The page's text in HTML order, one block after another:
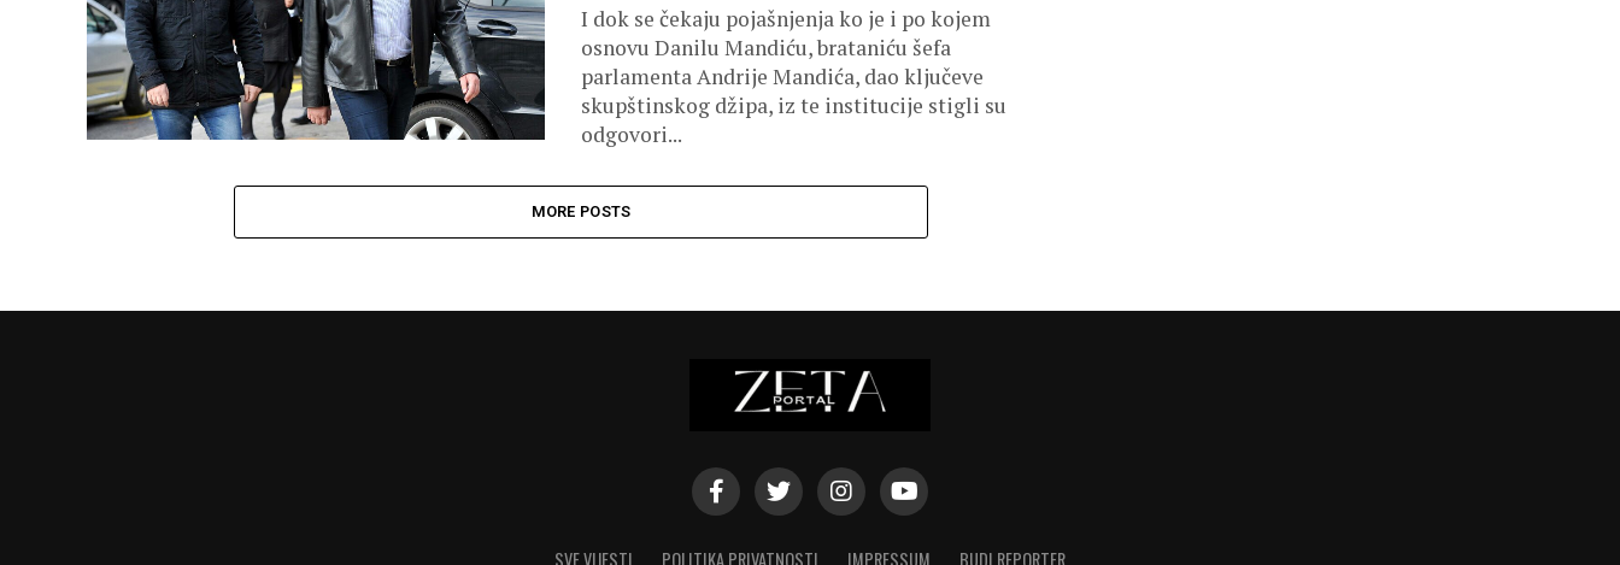
I dok se čekaju pojašnjenja ko je i po kojem
osnovu Danilu Mandiću, brataniću šefa
parlamenta Andrije Mandića, dao ključeve
skupštinskog džipa, iz te institucije stigli su
odgovori...
MORE POSTS
SVE VIJESTI POLITIKA PRIVATNOSTI IMPRESSUM BUDI REPORTER